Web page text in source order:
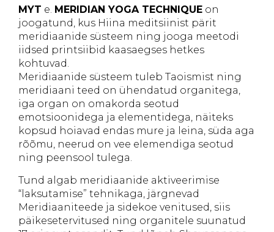
MYT e. MERIDIAN YOGA TECHNIQUE on
joogatund, kus Hiina meditsiinist pärit
meridiaanide süsteem ning jooga meetodi
iidsed printsiibid kaasaegses hetkes
kohtuvad.
Meridiaanide süsteem tuleb Taoismist ning
meridiaani teed on ühendatud organitega,
iga organ on omakorda seotud
emotsioonidega ja elementidega, näiteks
kopsud hoiavad endas mure ja leina, süda aga
rõõmu, neerud on vee elemendiga seotud
ning peensool tulega.
Tund algab meridiaanide aktiveerimise
“laksutamise” tehnikaga, järgnevad
Meridiaaniteede ja sidekoe venitused, siis
päikesetervitused ning organitele suunatud